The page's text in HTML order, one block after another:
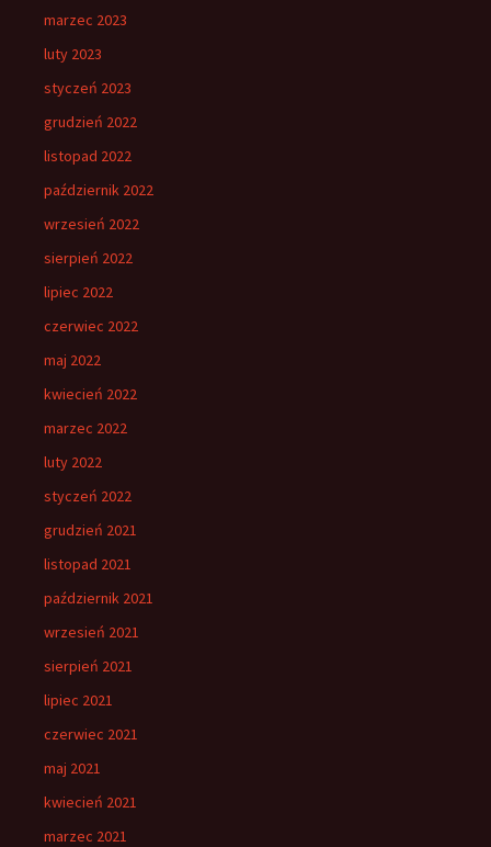
marzec 2023
luty 2023
styczeń 2023
grudzień 2022
listopad 2022
październik 2022
wrzesień 2022
sierpień 2022
lipiec 2022
czerwiec 2022
maj 2022
kwiecień 2022
marzec 2022
luty 2022
styczeń 2022
grudzień 2021
listopad 2021
październik 2021
wrzesień 2021
sierpień 2021
lipiec 2021
czerwiec 2021
maj 2021
kwiecień 2021
marzec 2021